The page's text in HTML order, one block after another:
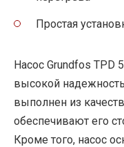
Простая
Насос Grundfos TPD
высокой
выполнен из
обеспечивают его
Кроме того, насос